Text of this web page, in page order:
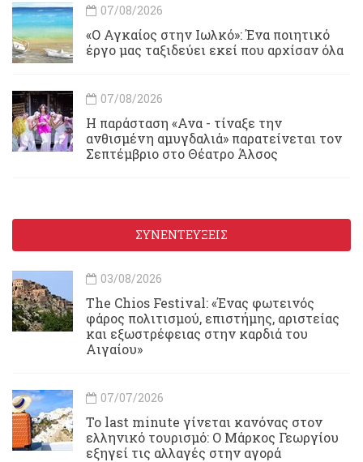
07/08/2026
«Ο Αγκαίος στην Ιωλκό»: Ένα ποιητικό
έργο μας ταξιδεύει εκεί που αρχίσαν όλα
07/08/2026
Η παράσταση «Ανα - τίναξε την
ανθισμένη αμυγδαλιά» παρατείνεται τον
Σεπτέμβριο στο Θέατρο Άλσος
ΣΥΝΕΝΤΕΥΞΕΙΣ
03/08/2026
Τhe Chios Festival: «Ένας φωτεινός
φάρος πολιτισμού, επιστήμης, αριστείας
και εξωστρέφειας στην καρδιά του
Αιγαίου»
07/07/2026
Το last minute γίνεται κανόνας στον
ελληνικό τουρισμό: Ο Μάρκος Γεωργίου
εξηγεί τις αλλαγές στην αγορά